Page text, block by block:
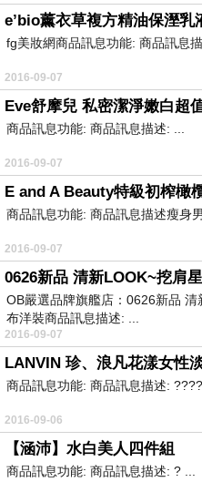
e’bio薰衣草複方精油保溼
fg美妝網商品訊息功能: 商品訊息
2016-09-07
Eve舒摩兒 私密潔淨嫩白超
商品訊息功能: 商品訊息描述: ...
2016-09-07
商品訊息功能: 商品訊息描述瘦身
2016-09-07
0626新品 清新LOOK~挖肩
OB嚴選品牌旗艦店：0626新品
布洋裝商品訊息描述: ...
2016-09-07
商品訊息功能: 商品訊息描述:
2016-09-06
【涵沛】水白美人四件組
商品訊息功能: 商品訊息描述: ? ...